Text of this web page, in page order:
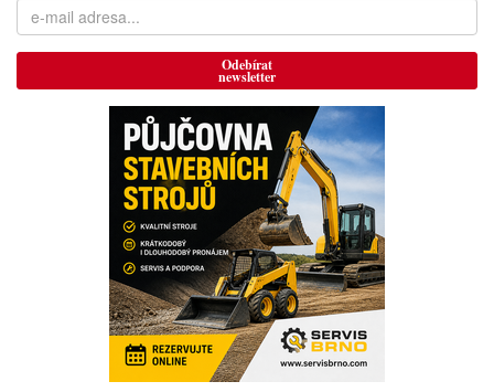
Odebírat
newsletter